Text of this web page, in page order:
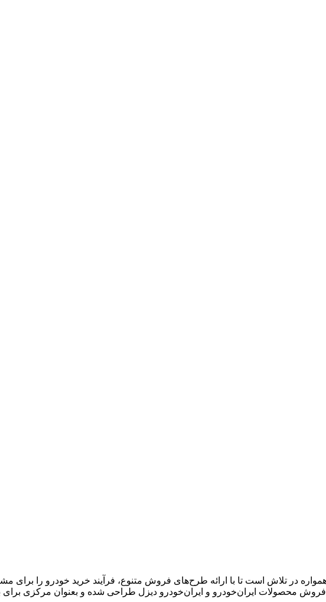
در تلاش است تا با ارائه طرح‌های فروش متنوع، فرآیند خرید خودرو را برای
محصولات ایران‌خودرو و ایران‌خودرو دیزل طراحی شده و بعنوان مرکزی